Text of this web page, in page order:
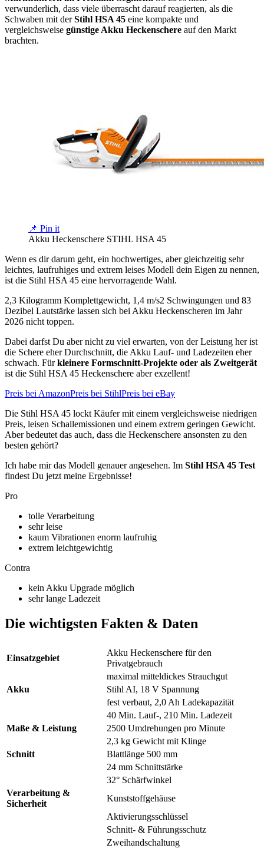
verwunderlich, dass viele überrascht darauf reagierten, als die
Schwaben mit derStihl HSA 45 eine kompakte und
vergleichsweise günstige Akku Heckenschere auf den Markt
brachten.
📌 Pin it
Akku Heckenschere STIHL HSA 45
Wenn es dir darum geht, ein hochwertiges, aber gleichzeitig sehr
leichtes, laufruhiges und extrem leises Modell dein Eigen zu nennen,
ist die Stihl HSA 45 eine hervorragende Wahl.
2,3 Kilogramm Komplettgewicht, 1,4 m/s2 Schwingungen und 83
Dezibel Lautstärke lassen sich bei Akku Heckenscheren im Jahr
2026 nicht toppen.
Dabei darfst Du aber nicht zu viel erwarten, von der Leistung her ist
die Schere eher Durchschnitt, die Akku Lauf- und Ladezeiten eher
schwach. Fürkleinere Formschnitt-Projekte oder als Zweitgerät
ist die Stihl HSA 45 Heckenschere aber exzellent!
Preis bei AmazonPreis bei StihlPreis bei eBay
Die Stihl HSA 45 lockt Käufer mit einem vergleichsweise niedrigen
Preis, leisen Schallemissionen und einem extrem geringen Gewicht.
Aber bedeutet das auch, dass die Heckenschere ansonsten zu den
besten gehört?
Ich habe mir das Modell genauer angesehen. Im Stihl HSA 45 Test
findest Du jetzt meine Ergebnisse!
Pro
tolle Verarbeitung
sehr leise
kaum Vibrationen enorm laufruhig
extrem leichtgewichtig
Contra
kein Akku Upgrade möglich
sehr lange Ladezeit
Die wichtigsten Fakten & Daten
Einsatzgebiet
Akku Heckenschere für den
Privatgebrauch
maximal mitteldickes Strauchgut
Akku
Stihl AI, 18 V Spannung
fest verbaut, 2,0 Ah Ladekapazität
40 Min. Lauf-, 210 Min. Ladezeit
Maße & Leistung
2500 Umdrehungen pro Minute
2,3 kg Gewicht mit Klinge
Schnitt
Blattlänge 500 mm
24 mm Schnittstärke
32° Schärfwinkel
Verarbeitung &
Sicherheit
Kunststoffgehäuse
Aktivierungsschlüssel
Schnitt- & Führungsschutz
Zweihandschaltung